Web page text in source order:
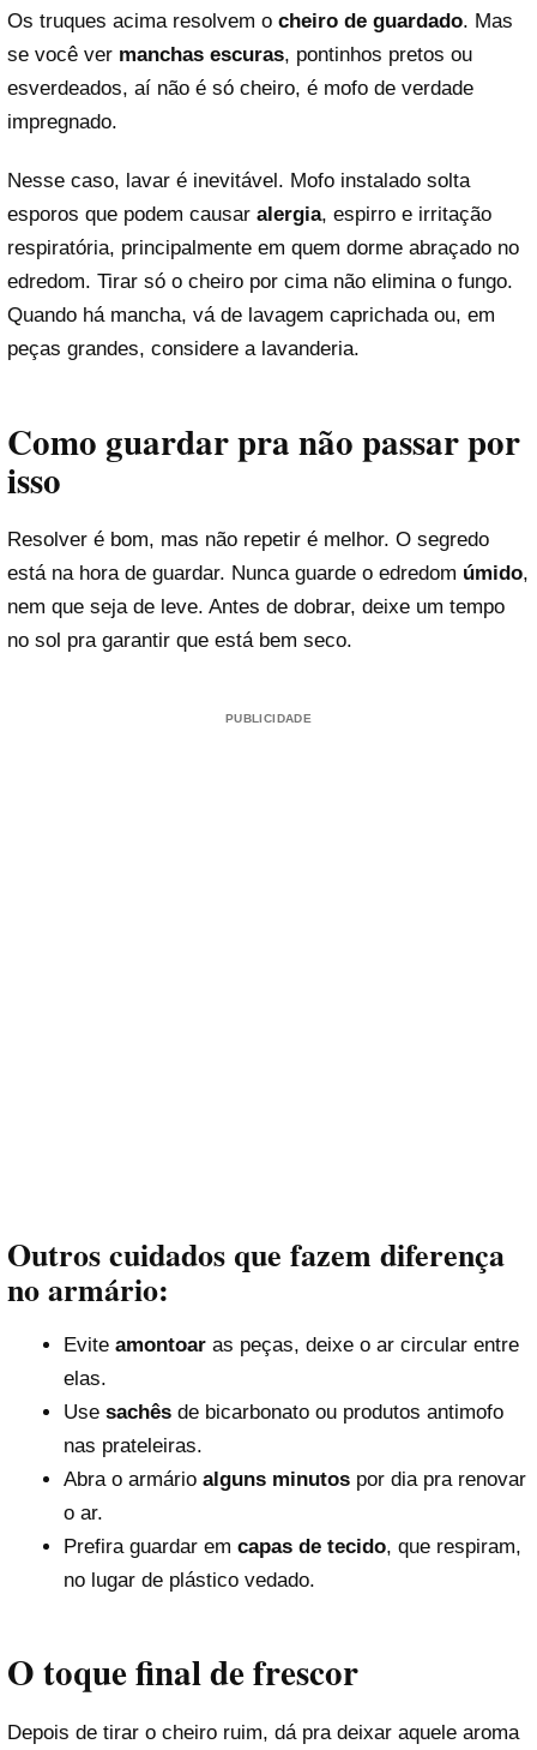
Os truques acima resolvem o cheiro de guardado. Mas
se você ver manchas escuras, pontinhos pretos ou
esverdeados, aí não é só cheiro, é mofo de verdade
impregnado.
Nesse caso, lavar é inevitável. Mofo instalado solta
esporos que podem causar alergia, espirro e irritação
respiratória, principalmente em quem dorme abraçado no
edredom. Tirar só o cheiro por cima não elimina o fungo.
Quando há mancha, vá de lavagem caprichada ou, em
peças grandes, considere a lavanderia.
Como guardar pra não passar por
isso
Resolver é bom, mas não repetir é melhor. O segredo
está na hora de guardar. Nunca guarde o edredom úmido,
nem que seja de leve. Antes de dobrar, deixe um tempo
no sol pra garantir que está bem seco.
PUBLICIDADE
Outros cuidados que fazem diferença
no armário:
Evite amontoaras peças, deixe o ar circular entre
elas.
Use sachêsde bicarbonato ou produtos antimofo
nas prateleiras.
Abra o armário alguns minutospor dia pra renovar
o ar.
Prefira guardar em capas de tecido, que respiram,
no lugar de plástico vedado.
O toque final de frescor
Depois de tirar o cheiro ruim, dá pra deixar aquele aroma